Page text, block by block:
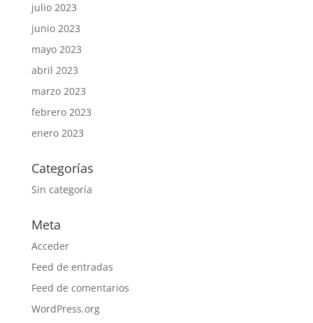
julio 2023
junio 2023
mayo 2023
abril 2023
marzo 2023
febrero 2023
enero 2023
Categorías
Sin categoría
Meta
Acceder
Feed de entradas
Feed de comentarios
WordPress.org